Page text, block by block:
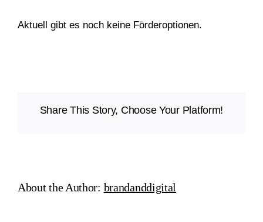
Aktuell gibt es noch keine Förderoptionen.
Share This Story, Choose Your Platform!
About the Author: brandanddigital